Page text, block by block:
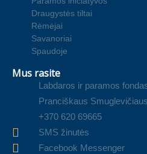
Draugystės tiltai
Rėmėjai
Savanoriai
Spaudoje
Mus rasite
Labdaros ir paramos
Pranciškaus
+370 620 69665
SMS žinutės
Facebook Messenger